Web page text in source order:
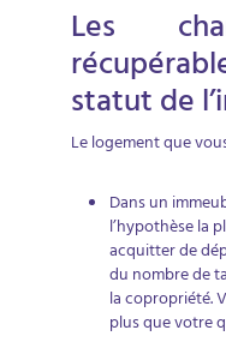
Les
statut de
Le logement que
Dans un
l’hypothèse la
acquitter de
du nombre de
la copropriété.
plus que votre